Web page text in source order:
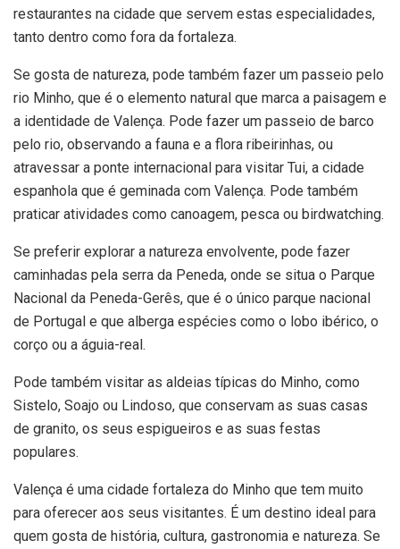
restaurantes na cidade que servem estas especialidades,
tanto dentro como fora da fortaleza.
Se gosta de natureza, pode também fazer um passeio pelo
rio Minho, que é o elemento natural que marca a paisagem e
a identidade de Valença. Pode fazer um passeio de barco
pelo rio, observando a fauna e a flora ribeirinhas, ou
atravessar a ponte internacional para visitar Tui, a cidade
espanhola que é geminada com Valença. Pode também
praticar atividades como canoagem, pesca ou birdwatching.
Se preferir explorar a natureza envolvente, pode fazer
caminhadas pela serra da Peneda, onde se situa o Parque
Nacional da Peneda-Gerês, que é o único parque nacional
de Portugal e que alberga espécies como o lobo ibérico, o
corço ou a águia-real.
Pode também visitar as aldeias típicas do Minho, como
Sistelo, Soajo ou Lindoso, que conservam as suas casas
de granito, os seus espigueiros e as suas festas
populares.
Valença é uma cidade fortaleza do Minho que tem muito
para oferecer aos seus visitantes. É um destino ideal para
quem gosta de história, cultura, gastronomia e natureza. Se